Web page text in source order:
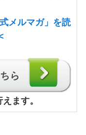
メルマガ」 を読
ます。